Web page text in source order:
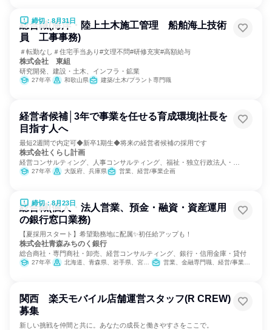
締切：8月31日
総合職(海洋・陸上土木施工管理 船舶海上技術
員 工事事務)
＃転勤なし＃住宅手当あり#文理不問#研修充実#高額給与
株式会社 東組
研究開発、建設・土木、インフラ・鉱業
27年卒 和歌山県 建築/土木/プラント専門職
経営者候補│3年で事業を任せる育成環境|社長を
目指す人へ
最短2週間で内定可◆新卒1期生◆将来の経営者候補の採用です
株式会社くらし計画
経営コンサルティング、人事コンサルティング、福祉・独立行政法人・
NGO・NPO
27年卒 大阪府、兵庫県 営業、経営/事業企画
締切：8月23日
総合職(個人・法人営業、預金・融資・資産運用
の銀行窓口業務)
【夏採用スタート】希望勤務地に配属✨初任給アップも！
株式会社青森みちのく銀行
総合商社・専門商社・卸売、経営コンサルティング、銀行・信用金庫・貸付
27年卒 北海道、青森県、岩手県、宮城県、秋田県 営業、金融専門職、経営/事業企画
関西 楽天モバイル店舗運営スタッフ(R CREW)
募集
新しい挑戦を仲間と共に。あなたの成長と働きやすさをここで。